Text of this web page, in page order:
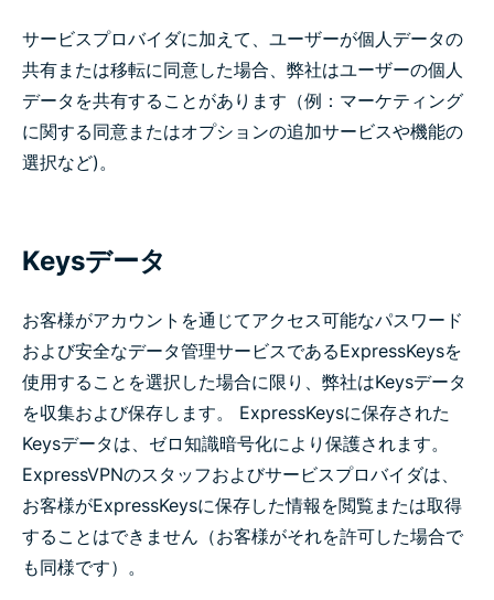
サービスプロバイダに加えて、ユーザーが個人データの
共有または移転に同意した場合、弊社はユーザーの個人
データを共有することがあります（例：マーケティング
に関する同意またはオプションの追加サービスや機能の
選択など)。
Keysデータ
お客様がアカウントを通じてアクセス可能なパスワード
および安全なデータ管理サービスであるExpressKeysを
使用することを選択した場合に限り、弊社はKeysデータ
を収集および保存します。 ExpressKeysに保存された
Keysデータは、ゼロ知識暗号化により保護されます。
ExpressVPNのスタッフおよびサービスプロバイダは、
お客様がExpressKeysに保存した情報を閲覧または取得
することはできません（お客様がそれを許可した場合で
も同様です）。